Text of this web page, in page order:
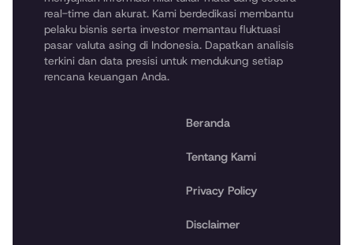
real-time dan akurat. Kami berdedikasi membantu
pelaku bisnis serta investor memantau fluktuasi
pasar valuta asing di Indonesia. Dapatkan analisis
terkini dan data presisi untuk mendukung setiap
rencana keuangan Anda.
Beranda
Tentang Kami
Privacy Policy
Disclaimer